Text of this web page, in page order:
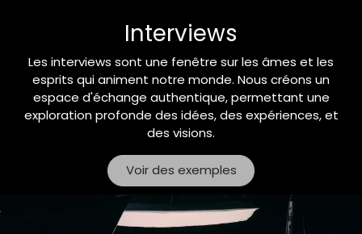
Interviews
Les interviews sont une fenêtre sur les âmes et les
esprits qui animent notre monde. Nous créons un
espace d'échange authentique, permettant une
exploration profonde des idées, des expériences, et
des visions.
Voir des exemples